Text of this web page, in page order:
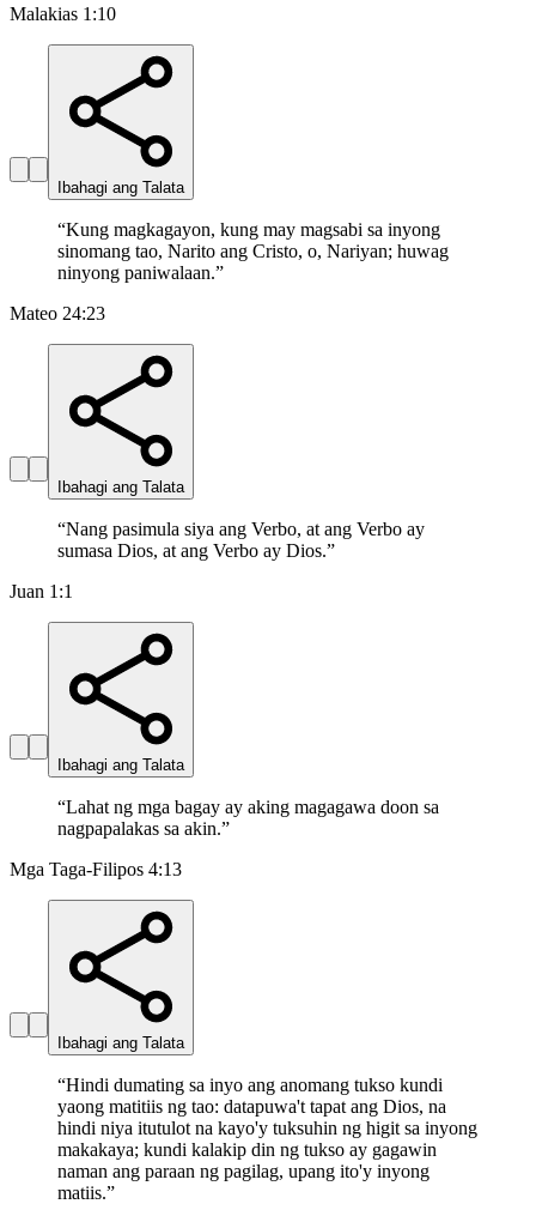
Malakias 1:10
Ibahagi ang Talata
“Kung magkagayon, kung may magsabi sa inyong
sinomang tao, Narito ang Cristo, o, Nariyan; huwag
ninyong paniwalaan.”
Mateo 24:23
Ibahagi ang Talata
“Nang pasimula siya ang Verbo, at ang Verbo ay
sumasa Dios, at ang Verbo ay Dios.”
Juan 1:1
Ibahagi ang Talata
“Lahat ng mga bagay ay aking magagawa doon sa
nagpapalakas sa akin.”
Mga Taga-Filipos 4:13
Ibahagi ang Talata
“Hindi dumating sa inyo ang anomang tukso kundi
yaong matitiis ng tao: datapuwa't tapat ang Dios, na
hindi niya itutulot na kayo'y tuksuhin ng higit sa inyong
makakaya; kundi kalakip din ng tukso ay gagawin
naman ang paraan ng pagilag, upang ito'y inyong
matiis.”